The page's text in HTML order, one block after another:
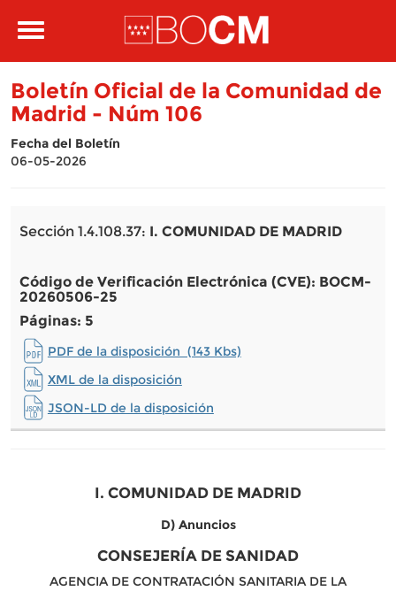
Toggle
Boletín Oficial de la Comunidad de
Madrid - Núm 106
Fecha del Boletín
06-05-2026
Sección 1.4.108.37: I. COMUNIDAD DE MADRID
Código de Verificación Electrónica (CVE): BOCM-
20260506-25
Páginas: 5
PDF de la disposición (143 Kbs)
XML de la disposición
JSON-LD de la disposición
I. COMUNIDAD DE MADRID
D) Anuncios
CONSEJERÍA DE SANIDAD
AGENCIA DE CONTRATACIÓN SANITARIA DE LA